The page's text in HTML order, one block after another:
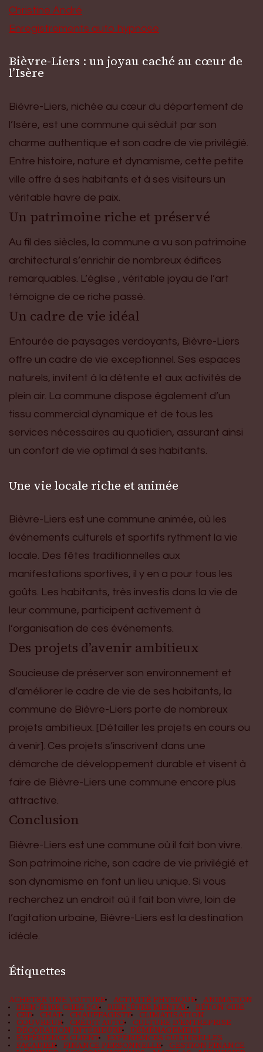
Christine André
Enregistrements auto hypnose
Bièvre-Liers : un joyau caché au cœur de
l’Isère
Bièvre-Liers, nichée au cœur du département de
l’Isère, est une commune qui séduit par son
charme authentique et son cadre de vie privilégié.
Entre histoire, nature et dynamisme, cette petite
ville offre à ses habitants et à ses visiteurs un
véritable havre de paix.
Un patrimoine riche et préservé
Au fil des siècles, la commune a vu son patrimoine
architectural s’enrichir de nombreux édifices
remarquables. L’église , véritable joyau de l’art
témoigne de ce riche passé.
Un cadre de vie idéal
Entourée de paysages verdoyants, Bièvre-Liers
offre un cadre de vie exceptionnel. Ses espaces
naturels, invitent à la détente et aux activités de
plein air. La commune dispose également d’un
tissu commercial dynamique et de tous les
services nécessaires au quotidien, assurant ainsi
un confort de vie optimal à ses habitants.
Une vie locale riche et animée
Bièvre-Liers est une commune animée, où les
événements culturels et sportifs rythment la vie
locale. Des fêtes traditionnelles aux
manifestations sportives, il y en a pour tous les
goûts. Les habitants, très investis dans la vie de
leur commune, participent activement à
l’organisation de ces événements.
Des projets d’avenir ambitieux
Soucieuse de préserver son environnement et
d’améliorer le cadre de vie de ses habitants, la
commune de Bièvre-Liers porte de nombreux
projets ambitieux. [Détailler les projets en cours ou
à venir]. Ces projets s’inscrivent dans une
démarche de développement durable et visent à
faire de Bièvre-Liers une commune encore plus
attractive.
Conclusion
Bièvre-Liers est une commune où il fait bon vivre.
Son patrimoine riche, son cadre de vie privilégié et
son dynamisme en font un lieu unique. Si vous
recherchez un endroit où il fait bon vivre, loin de
l’agitation urbaine, Bièvre-Liers est la destination
idéale.
Étiquettes
ACHETER UNE VOITURE ACTIVITÉ PHYSIQUE ANIMATION
BIEN-ÊTRE CHEZ SOI BIEN-ÊTRE MENTAL BÉTON CIRÉ
CBD CHAT CHAUFFAGISTE CLIMATISATION
COUVREUR CRÉDIT AUTO CULTURE D'ENTREPRISE
DÉCORATION INTÉRIEURE DÉMÉNAGEMENT
EXPÉRIENCE CLIENT EXPÉRIENCES CULTURELLES
FAÇADIER FINANCE PERSONNELLE GESTION FINANCE